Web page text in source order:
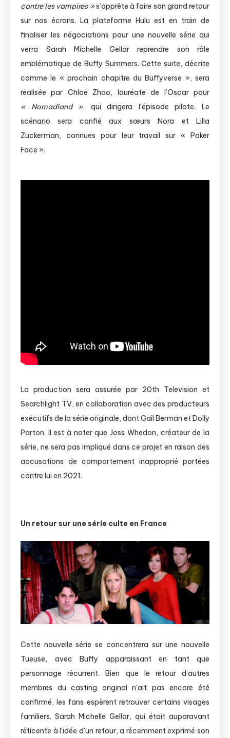
contre les vampires »s’apprête à faire son grand retour
sur nos écrans. La plateforme Hulu est en train de
finaliser les négociations pour une nouvelle série qui
verra Sarah Michelle Gellar reprendre son rôle
emblématique de Buffy Summers. Cette suite, décrite
comme le « prochain chapitre du Buffyverse », sera
réalisée par Chloé Zhao, lauréate de l’Oscar pour
« Nomadland », qui dirigera l’épisode pilote. Le
scénario sera confié aux sœurs Nora et Lilla
Zuckerman, connues pour leur travail sur « Poker
Face ».
La production sera assurée par 20th Television et
Searchlight TV, en collaboration avec des producteurs
exécutifs de la série originale, dont Gail Berman et Dolly
Parton. Il est à noter que Joss Whedon, créateur de la
série, ne sera pas impliqué dans ce projet en raison des
accusations de comportement inapproprié portées
contre lui en 2021.
Un retour sur une série culte en France
Cette nouvelle série se concentrera sur une nouvelle
Tueuse, avec Buffy apparaissant en tant que
personnage récurrent. Bien que le retour d’autres
membres du casting original n’ait pas encore été
confirmé, les fans espèrent retrouver certains visages
familiers. Sarah Michelle Gellar, qui était auparavant
réticente à l’idée d’un retour, a récemment exprimé son